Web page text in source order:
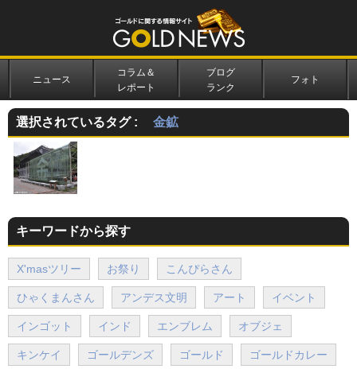
ニュース
コラム＆
レポート
ブログ
ランク
フォト
選択されているタグ : 金鉱
キーワードから探す
X'masツリー お祭り こんぴらさん
ひゃくまんさん アンデス文明 アート イベント
インゴット インド エンブレム オブジェ
キンケイ ゴールデンズ ゴールド ゴールドカレー